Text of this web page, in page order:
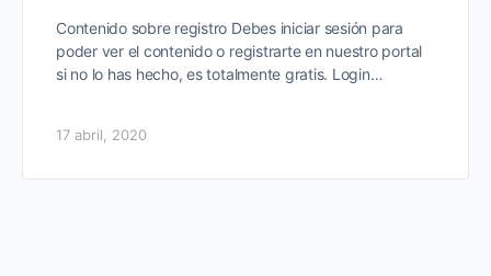
Contenido sobre registro Debes iniciar sesión para
poder ver el contenido o registrarte en nuestro portal
si no lo has hecho, es totalmente gratis. Login…
17 abril, 2020